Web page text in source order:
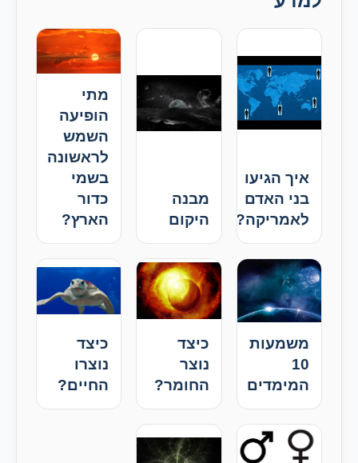
איך הגיעו
בני האדם
לאמריקה?
מבנה
היקום
מתי
הופיעה
השמש
לראשונה
בשמי
כדור
הארץ?
משמעות
10
המימדים
כיצד
נוצר
החומר?
כיצד
נוצרו
החיים?